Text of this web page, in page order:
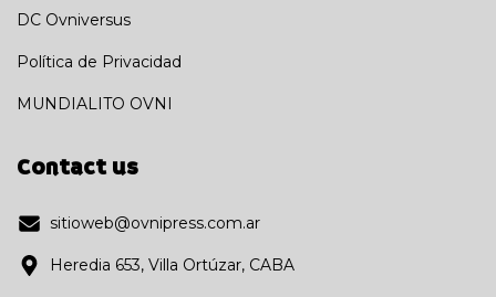
DC Ovniversus
Política de Privacidad
MUNDIALITO OVNI
Contact us
sitioweb@ovnipress.com.ar
Heredia 653, Villa Ortúzar, CABA